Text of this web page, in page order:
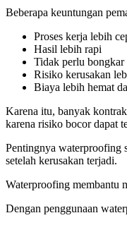
Beberapa keuntungan
Proses kerja lebih
Hasil lebih rapi
Tidak perlu bongkar
Risiko kerusakan
Biaya lebih hemat
Karena itu, banyak
karena risiko bocor dapat
Pentingnya waterproofing
setelah kerusakan terjadi.
Waterproofing membantu
Dengan penggunaan